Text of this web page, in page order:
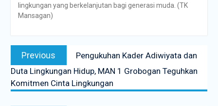
lingkungan yang berkelanjutan bagi generasi muda. (TK
Mansagan)
Previous
Pengukuhan Kader Adiwiyata dan
Duta Lingkungan Hidup, MAN 1 Grobogan Teguhkan
Komitmen Cinta Lingkungan